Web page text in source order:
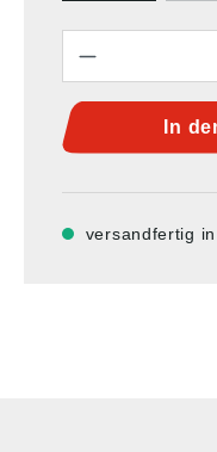
In
versandfertig